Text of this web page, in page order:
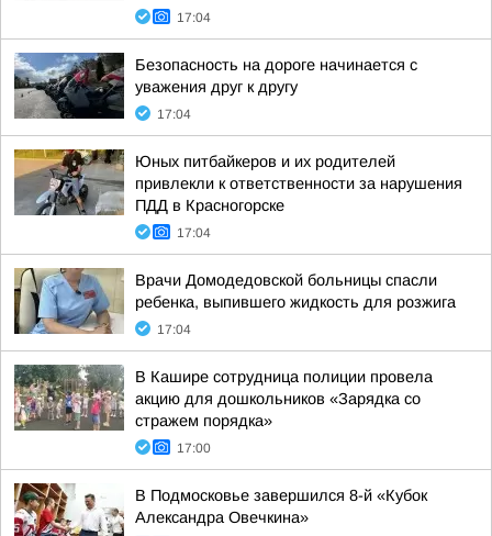
17:04
Безопасность на дороге начинается с
уважения друг к другу
17:04
Юных питбайкеров и их родителей
привлекли к ответственности за нарушения
ПДД в Красногорске
17:04
Врачи Домодедовской больницы спасли
ребенка, выпившего жидкость для розжига
17:04
В Кашире сотрудница полиции провела
акцию для дошкольников «Зарядка со
стражем порядка»
17:00
В Подмосковье завершился 8-й «Кубок
Александра Овечкина»